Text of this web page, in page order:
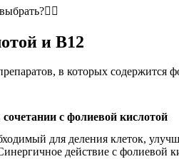
и В12
в которых
с фолиевой кислотой
для деления клеток,
действие с фолиевой